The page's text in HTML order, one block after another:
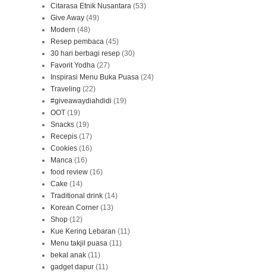
Citarasa Etnik Nusantara (53)
Give Away (49)
Modern (48)
Resep pembaca (45)
30 hari berbagi resep (30)
Favorit Yodha (27)
Inspirasi Menu Buka Puasa (24)
Traveling (22)
#giveawaydiahdidi (19)
OOT (19)
Snacks (19)
Recepis (17)
Cookies (16)
Manca (16)
food review (16)
Cake (14)
Traditional drink (14)
Korean Corner (13)
Shop (12)
Kue Kering Lebaran (11)
Menu takjil puasa (11)
bekal anak (11)
gadget dapur (11)